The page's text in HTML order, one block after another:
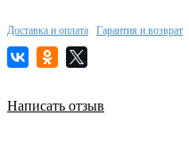
Доставка и оплата Гарантия и возврат
Написать отзыв